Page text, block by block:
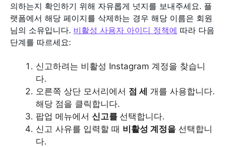
의하는지 확인하기 위해 자유롭게 넛지를 보내주세요. 플
랫폼에서 해당 페이지를 삭제하는 경우 해당 이름은 회원
님의 소유입니다. 비활성 사용자 아이디 정책에 따라 다음
단계를 따르세요:
신고하려는 비활성 Instagram 계정을 찾습니
다.
오른쪽 상단 모서리에서 점 세 개를 사용합니다.
해당 점을 클릭합니다.
팝업 메뉴에서 신고를 선택합니다.
신고 사유를 입력할 때 비활성 계정을 선택합니
다.